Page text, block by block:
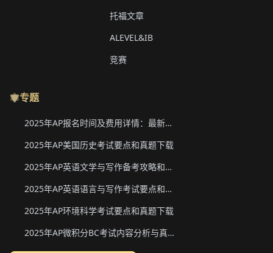
托福文章
ALEVEL&IB
竞赛
专题
2025年AP报名时间及费用详情：最新香港、韩国、新加坡二轮报名信息
2025年AP美国历史考试要点和真题下载
2025年AP英语文学与写作备考攻略和真题下载
2025年AP英语语言与写作考试要点和真题下载
2025年AP环境科学考试要点和真题下载
2025年AP微积分BC考试内容分析与真题下载